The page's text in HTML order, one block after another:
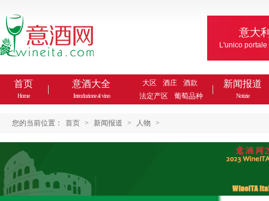
意大
L'unico
首页
Home
意酒大全
Introduzione al vino
大区 酒庄
酒款
法定产区
葡萄品种
新闻报道
Notizie
您的当前位置： 首页 > 新闻报道 > 人物 >